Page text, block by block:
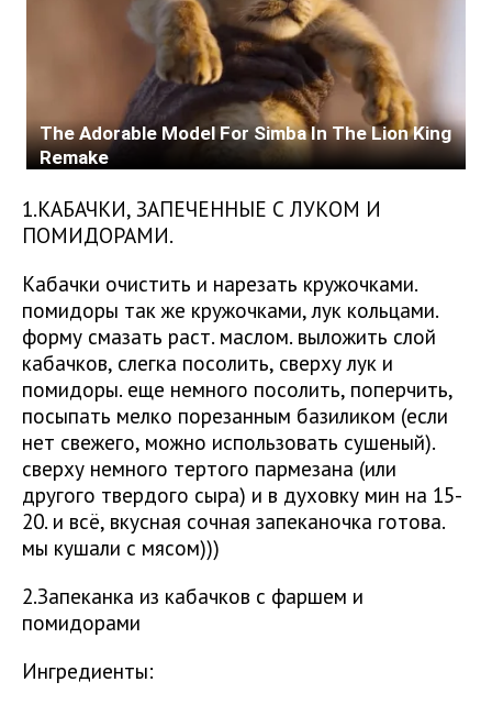
1.КАБАЧКИ, ЗАПЕЧЕННЫЕ С ЛУКОМ И
ПОМИДОРАМИ.
Кабачки очистить и нарезать кружочками.
помидоры так же кружочками, лук кольцами.
форму смазать раст. маслом. выложить слой
кабачков, слегка посолить, сверху лук и
помидоры. еще немного посолить, поперчить,
посыпать мелко порезанным базиликом (если
нет свежего, можно использовать сушеный).
сверху немного тертого пармезана (или
другого твердого сыра) и в духовку мин на 15-
20. и всё, вкусная сочная запеканочка готова.
мы кушали с мясом)))
2.Запеканка из кабачков с фаршем и
помидорами
Ингредиенты: